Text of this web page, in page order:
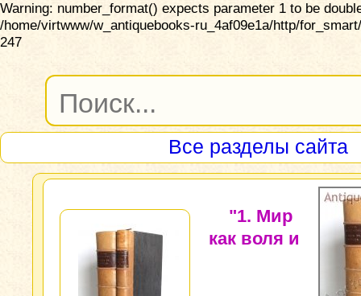
Warning: number_format() expects parameter 1 to be
/home/virtwww/w_antiquebooks-ru_4af09e1a/http/
247
Все разделы сайта
"1. Мир
как воля и